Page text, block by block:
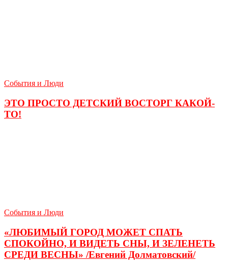
События и Люди
ЭТО ПРОСТО ДЕТСКИЙ ВОСТОРГ КАКОЙ-
ТО!
События и Люди
«ЛЮБИМЫЙ ГОРОД МОЖЕТ СПАТЬ
СПОКОЙНО, И ВИДЕТЬ СНЫ, И ЗЕЛЕНЕТЬ
СРЕДИ ВЕСНЫ» /Евгений Долматовский/